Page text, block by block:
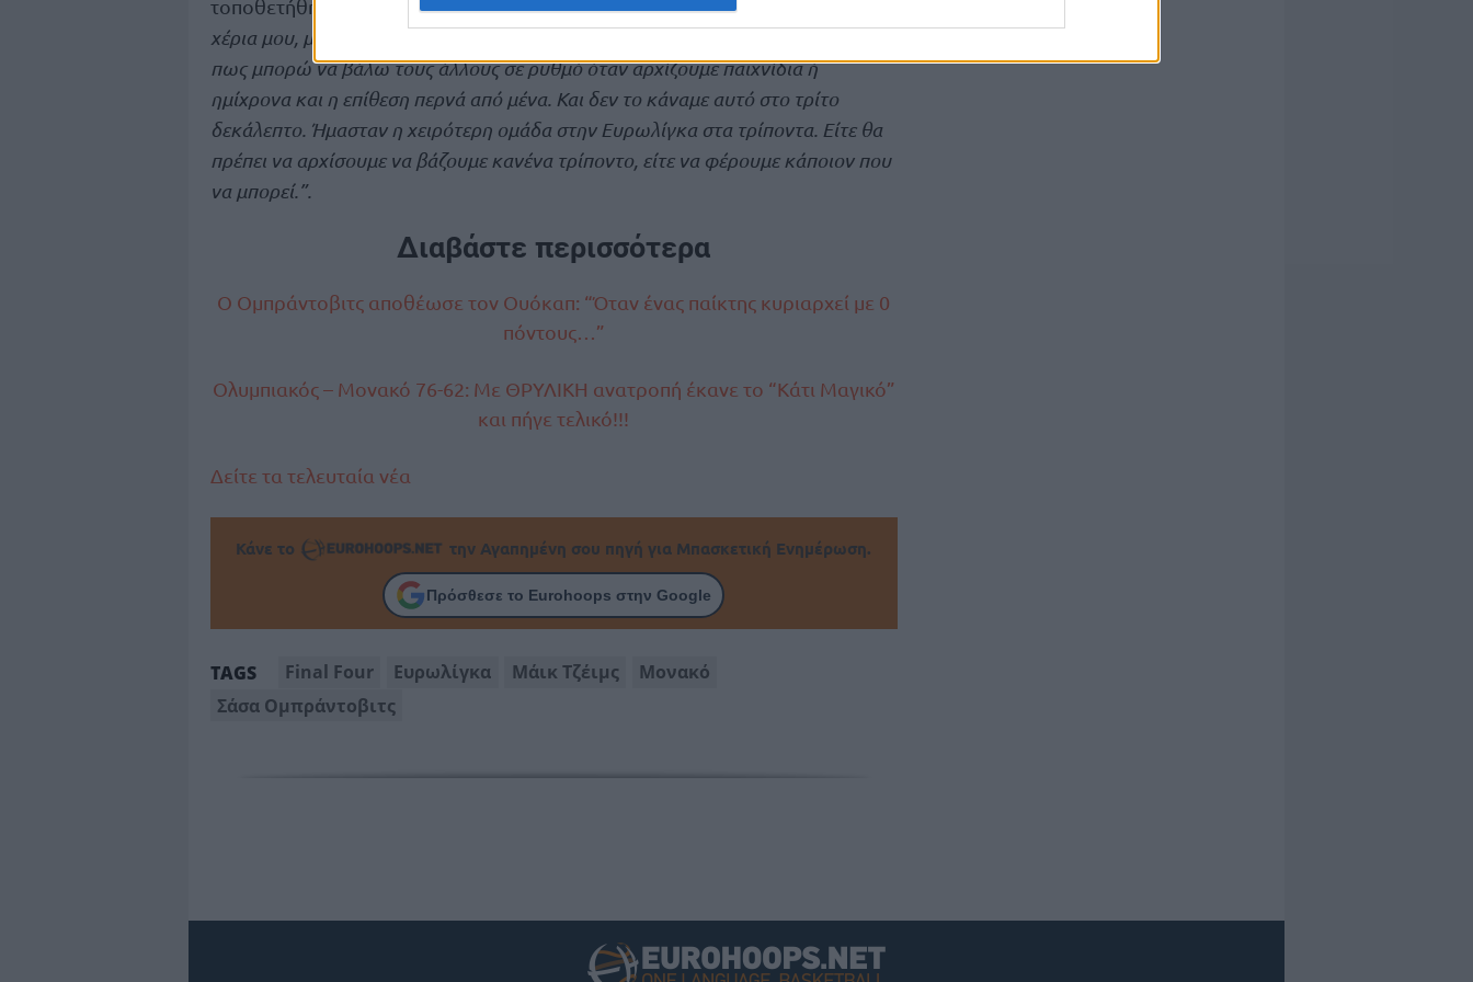
τοποθετήθηκε λέγοντας: “Θα ήθελα οι πρώτες κατοχές να περάσουν από τα
χέρια μου, μιας και είμαι βετεράνος και ο σταρ της ομάδας. Νιώθω καλύτερα και
πως μπορώ να βάλω τους άλλους σε ρυθμό όταν αρχίζουμε παιχνίδια ή
ημίχρονα και η επίθεση περνά από μένα. Και δεν το κάναμε αυτό στο τρίτο
δεκάλεπτο. Ήμασταν η χειρότερη ομάδα στην Ευρωλίγκα στα τρίποντα. Είτε θα
πρέπει να αρχίσουμε να βάζουμε κανένα τρίποντο, είτε να φέρουμε κάποιον που
να μπορεί.”.
Διαβάστε περισσότερα
Ο Ομπράντοβιτς αποθέωσε τον Ουόκαπ: “Όταν ένας παίκτης κυριαρχεί με 0
πόντους…”
Ολυμπιακός – Μονακό 76-62: Με ΘΡΥΛΙΚΗ ανατροπή έκανε το “Κάτι Μαγικό”
και πήγε τελικό!!!
Δείτε τα τελευταία νέα
Κάνε το την Αγαπημένη σου πηγή για Μπασκετική Ενημέρωση.
Πρόσθεσε το Eurohoops στην Google
TAGS Final Four Ευρωλίγκα Μάικ Τζέιμς
Μονακό
Σάσα Ομπράντοβιτς